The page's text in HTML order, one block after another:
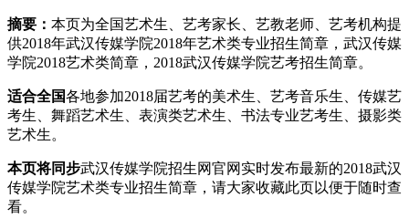
摘要： 本页为全国艺术生、艺考家长、艺教老师、艺考机构提
供2018年武汉传媒学院2018年艺术类专业招生简章，武汉传媒
学院2018艺术类简章，2018武汉传媒学院艺考招生简章。
适合全国各地参加2018届艺考的美术生、艺考音乐生、传媒艺
考生、舞蹈艺术生、表演类艺术生、书法专业艺考生、摄影类
艺术生。
本页将同步武汉传媒学院招生网官网实时发布最新的2018武汉
传媒学院艺术类专业招生简章，请大家收藏此页以便于随时查
看。